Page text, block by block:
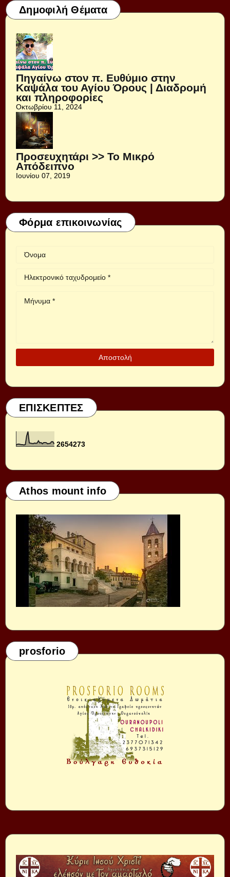
Δημοφιλή Θέματα
Πηγαίνω στον π. Ευθύμιο στην
Καψάλα του Αγίου Όρους | Διαδρομή
και πληροφορίες
Οκτωβρίου 11, 2024
Προσευχητάρι >> Το Μικρό
Απόδειπνο
Ιουνίου 07, 2019
Φόρμα επικοινωνίας
ΕΠΙΣΚΕΠΤΕΣ
2654273
Athos mount info
prosforio